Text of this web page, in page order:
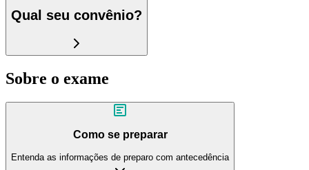
Qual seu convênio?
Sobre o exame
Como se preparar
Entenda as informações de preparo com antecedência